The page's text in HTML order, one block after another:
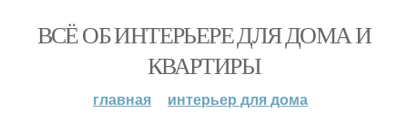
ВСЁ ОБ ИНТЕРЬЕРЕ ДЛЯ ДОМА И
КВАРТИРЫ
главная
интерьер для дома